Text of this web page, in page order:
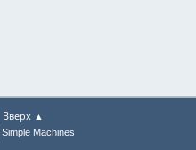
Вверх ▲
Simple Machines